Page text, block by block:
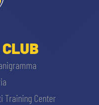
Training Center